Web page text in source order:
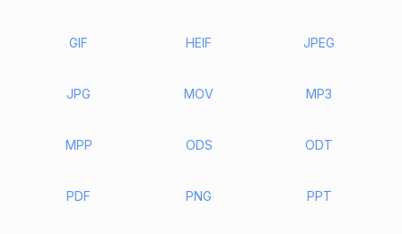
GIF HEIF JPEG
JPG MOV MP3
MPP ODS ODT
PDF PNG PPT